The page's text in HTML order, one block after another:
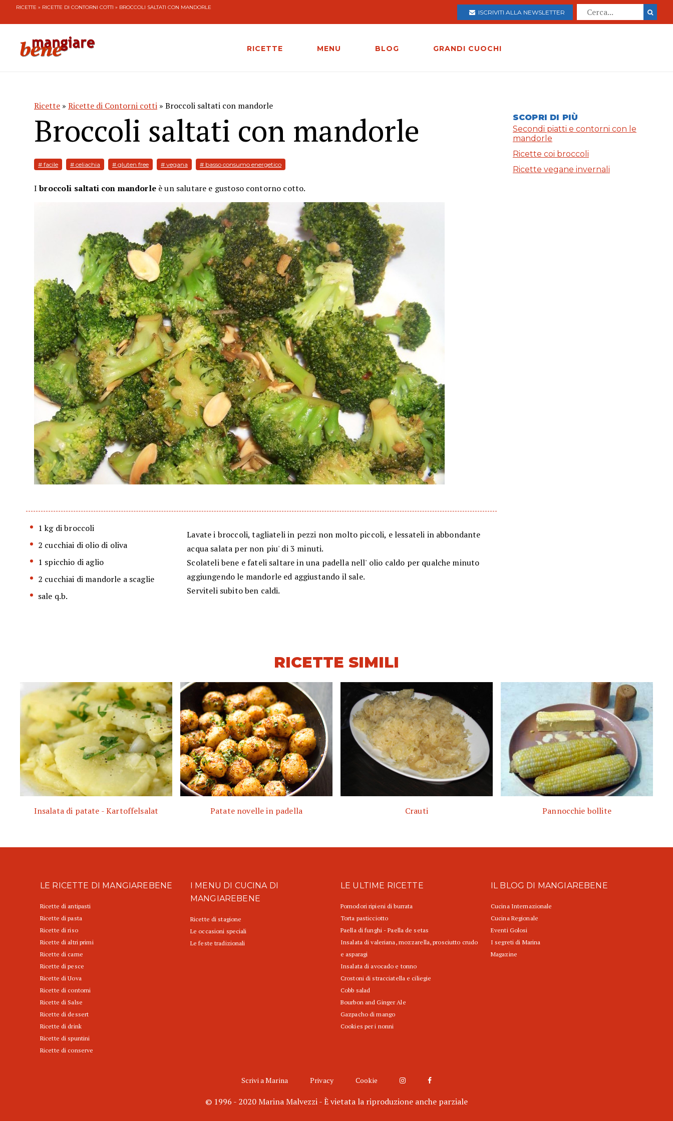
RICETTE » RICETTE DI CONTORNI COTTI » BROCCOLI SALTATI CON MANDORLE
ISCRIVITI ALLA NEWSLETTER
RICETTE MENU BLOG GRANDI CUOCHI
Ricette » Ricette di Contorni cotti » Broccoli saltati con mandorle
Broccoli saltati con mandorle
# facile # celiachia # gluten free # vegana # basso consumo energetico
Ibroccoli saltati con mandorle è un salutare e gustoso contorno cotto.
1 kg di broccoli
2 cucchiai di olio di oliva
1 spicchio di aglio
2 cucchiai di mandorle a scaglie
sale q.b.
Lavate i broccoli, tagliateli in pezzi non molto piccoli, e lessateli in abbondante
acqua salata per non piu' di 3 minuti.
Scolateli bene e fateli saltare in una padella nell' olio caldo per qualche minuto
aggiungendo le mandorle ed aggiustando il sale.
Serviteli subito ben caldi.
SCOPRI DI PIÙ
Secondi piatti e contorni con le
mandorle
Ricette coi broccoli
Ricette vegane invernali
RICETTE SIMILI
Insalata di patate - Kartoffelsalat Patate novelle in padella Crauti Pannocchie bollite
LE RICETTE DI MANGIAREBENE
Ricette di antipasti
Ricette di pasta
Ricette di riso
Ricette di altri primi
Ricette di carne
Ricette di pesce
Ricette di Uova
Ricette di contorni
Ricette di Salse
Ricette di dessert
Ricette di drink
Ricette di spuntini
Ricette di conserve
I MENU DI CUCINA DI
MANGIAREBENE
Ricette di stagione
Le occasioni speciali
Le feste tradizionali
LE ULTIME RICETTE
Pomodori ripieni di burrata
Torta pasticciotto
Paella di funghi - Paella de setas
Insalata di valeriana, mozzarella, prosciutto crudo
e asparagi
Insalata di avocado e tonno
Crostoni di stracciatella e ciliegie
Cobb salad
Bourbon and Ginger Ale
Gazpacho di mango
Cookies per i nonni
IL BLOG DI MANGIAREBENE
Cucina Internazionale
Cucina Regionale
Eventi Golosi
I segreti di Marina
Magazine
Scrivi a Marina Privacy Cookie
© 1996 - 2020 Marina Malvezzi - È vietata la riproduzione anche parziale